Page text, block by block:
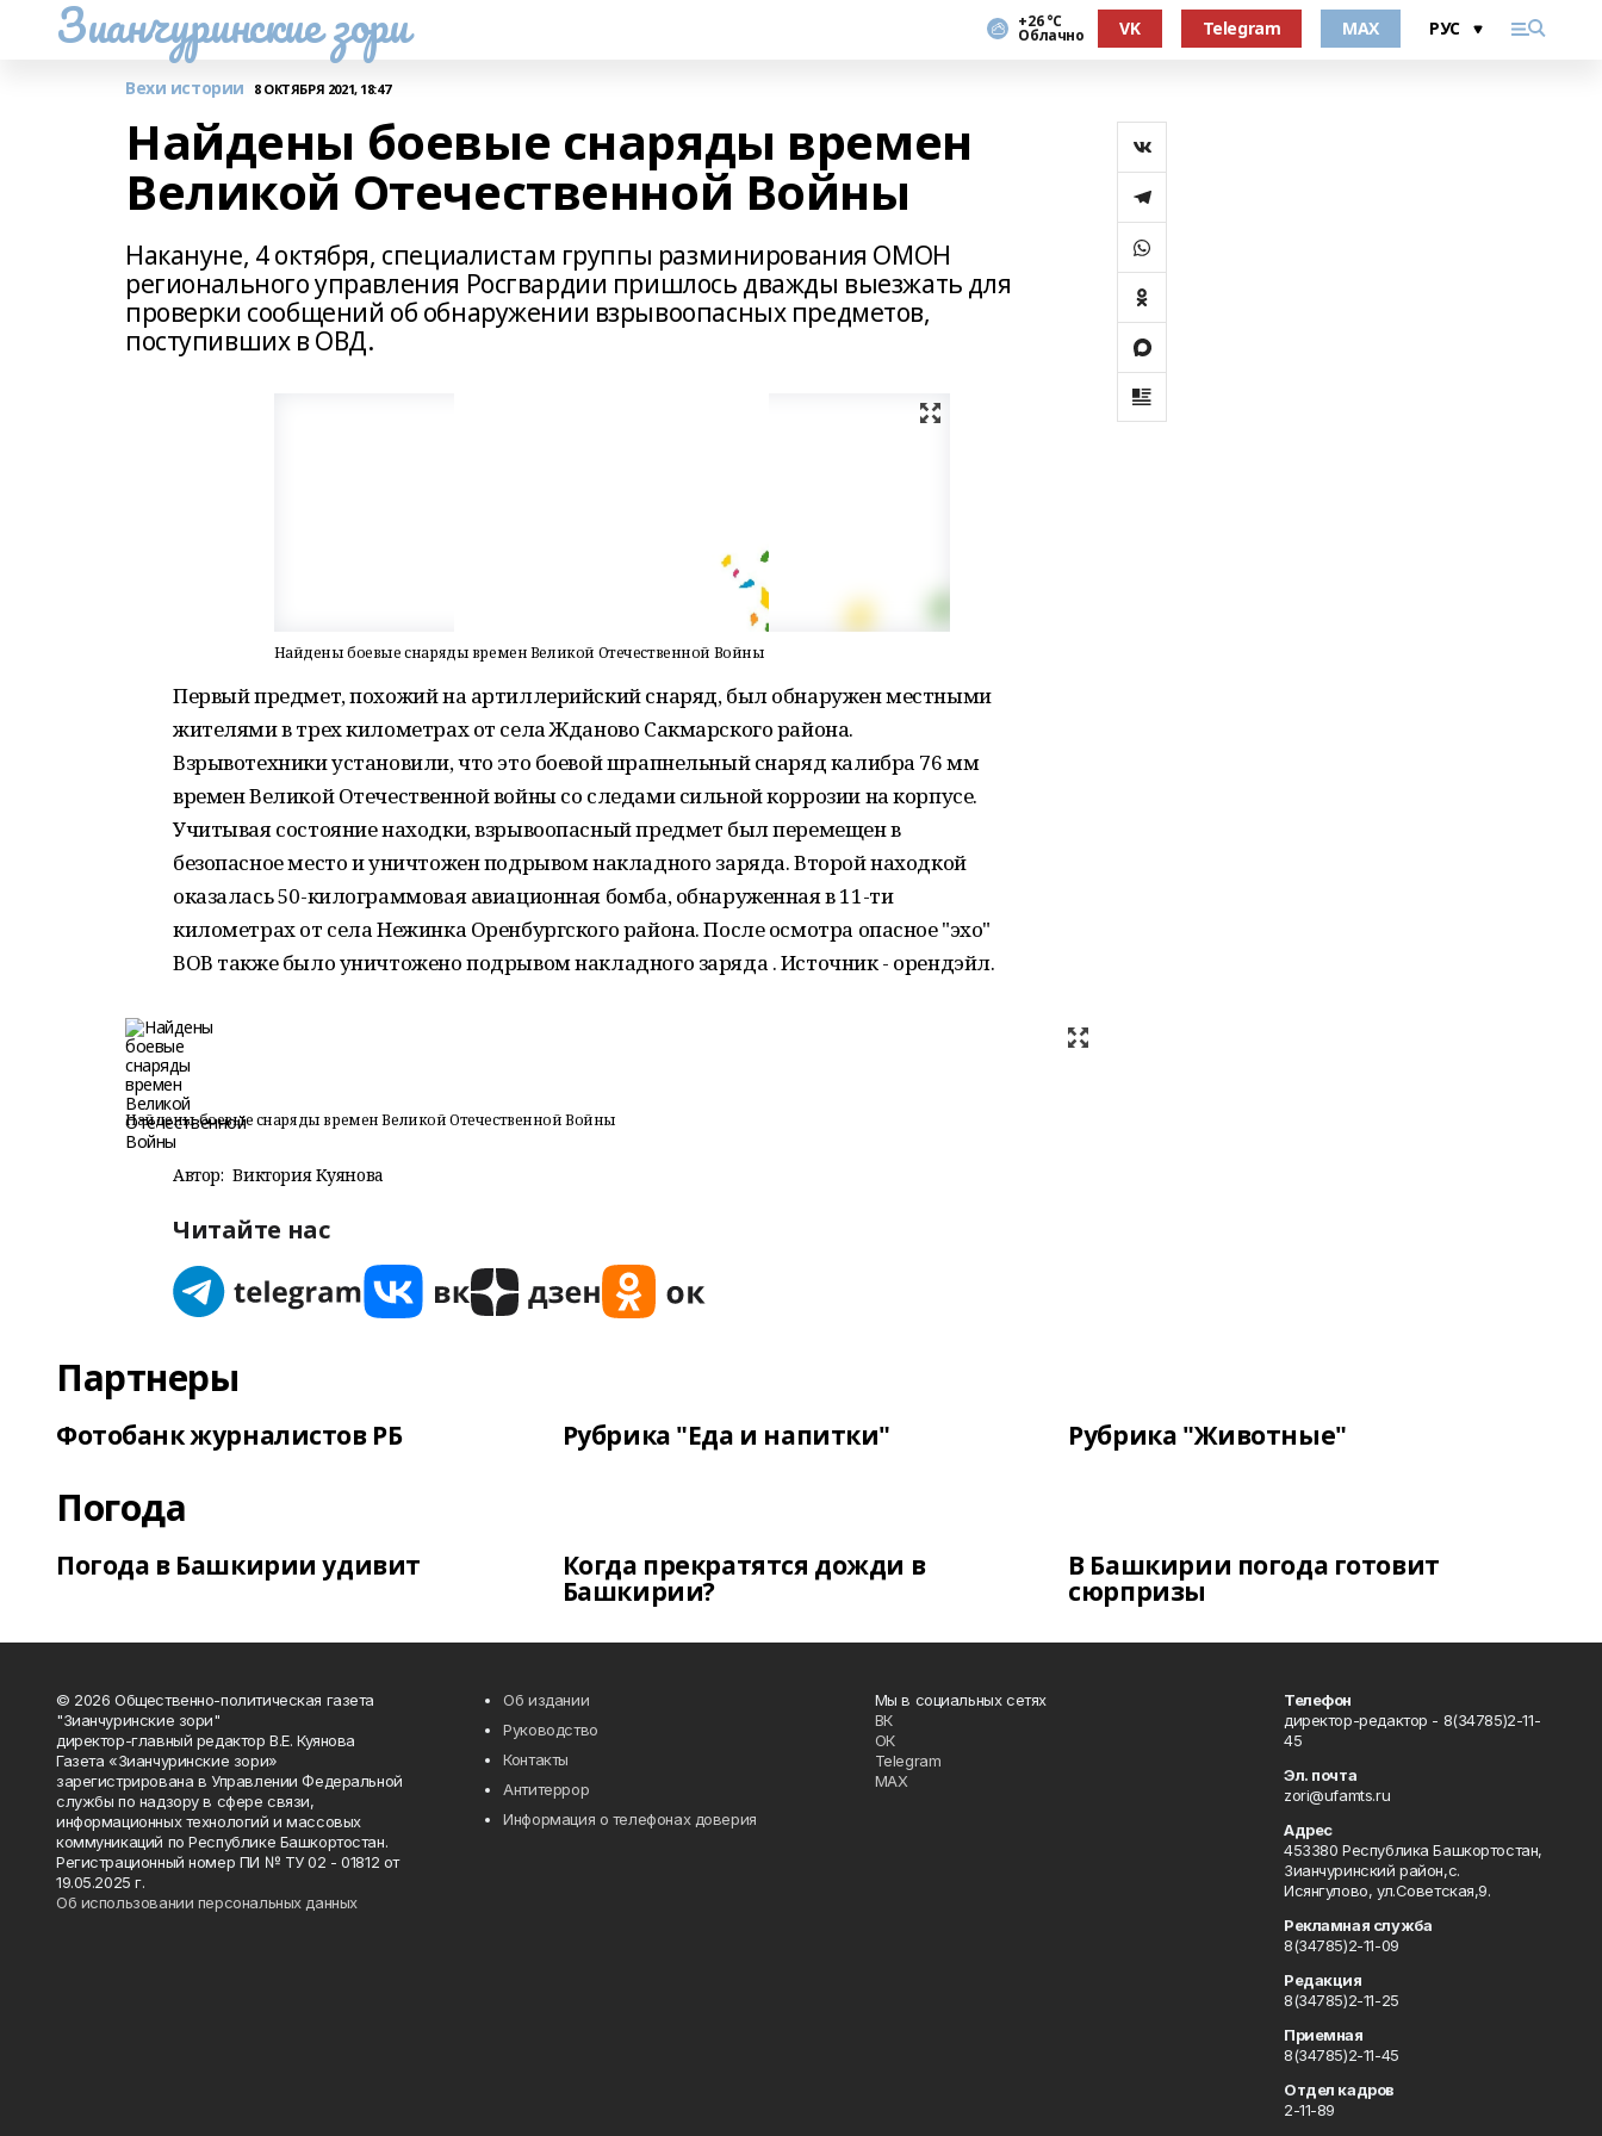
Зианчуринские зори +26 °С
Облачно VK Telegram MAX
Вехи истории 8 ОКТЯБРЯ 2021, 18:47
Найдены боевые снаряды времен
Великой Отечественной Войны
Накануне, 4 октября, специалистам группы разминирования ОМОН
регионального управления Росгвардии пришлось дважды выезжать для
проверки сообщений об обнаружении взрывоопасных предметов,
поступивших в ОВД.
Найдены боевые снаряды времен Великой Отечественной Войны
Первый предмет, похожий на артиллерийский снаряд, был обнаружен местными
жителями в трех километрах от села Жданово Сакмарского района.
Взрывотехники установили, что это боевой шрапнельный снаряд калибра 76 мм
времен Великой Отечественной войны со следами сильной коррозии на корпусе.
Учитывая состояние находки, взрывоопасный предмет был перемещен в
безопасное место и уничтожен подрывом накладного заряда. Второй находкой
оказалась 50-килограммовая авиационная бомба, обнаруженная в 11-ти
километрах от села Нежинка Оренбургского района. После осмотра опасное "эхо"
ВОВ также было уничтожено подрывом накладного заряда . Источник - орендэйл.
Найдены боевые снаряды времен Великой Отечественной Войны
Автор: Виктория Куянова
Читайте нас
Партнеры
Фотобанк журналистов РБ Рубрика "Еда и напитки" Рубрика "Животные"
Погода
Погода в Башкирии удивит Когда прекратятся дожди в
Башкирии?
В Башкирии погода готовит
сюрпризы
© 2026 Общественно-политическая газета
"Зианчуринские зори"
директор-главный редактор В.Е. Куянова
Газета «Зианчуринские зори»
зарегистрирована в Управлении Федеральной
службы по надзору в сфере связи,
информационных технологий и массовых
коммуникаций по Республике Башкортостан.
Регистрационный номер ПИ № ТУ 02 - 01812 от
19.05.2025 г.
Об использовании персональных данных
Об издании
Руководство
Контакты
Антитеррор
Информация о телефонах доверия
Мы в социальных сетях
ВК
ОК
Telegram
MAX
Телефон
директор-редактор - 8(34785)2-11-
45
Эл. почта
zori@ufamts.ru
Адрес
453380 Республика Башкортостан,
Зианчуринский район,с.
Исянгулово, ул.Советская,9.
Рекламная служба
8(34785)2-11-09
Редакция
8(34785)2-11-25
Приемная
8(34785)2-11-45
Отдел кадров
2-11-89